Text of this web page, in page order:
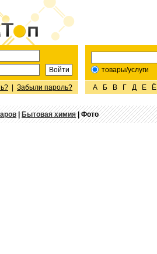
Забыли пароль?
товары/услуги
А Б В Г Д Е Ё
|Бытовая химия| Фото